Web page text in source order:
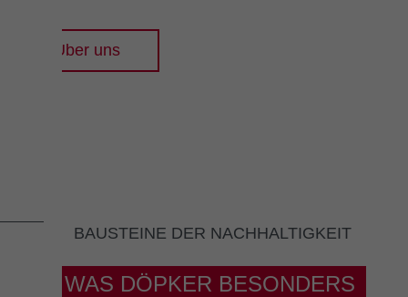
Über uns
BAUSTEINE DER NACHHALTIGKEIT
WAS DÖPKER BESONDERS